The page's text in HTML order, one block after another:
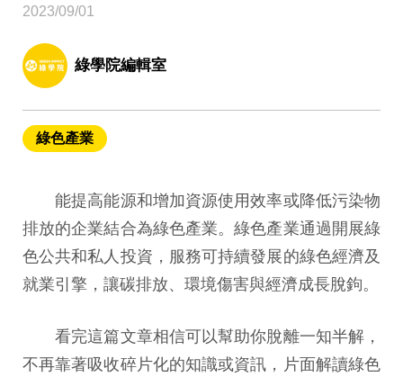
2023/09/01
綠學院編輯室
綠色產業
能提高能源和增加資源使用效率或降低污染物
排放的企業結合為綠色產業。綠色產業通過開展綠
色公共和私人投資，服務可持續發展的綠色經濟及
就業引擎，讓碳排放、環境傷害與經濟成長脫鉤。
看完這篇文章相信可以幫助你脫離一知半解，
不再靠著吸收碎片化的知識或資訊，片面解讀綠色